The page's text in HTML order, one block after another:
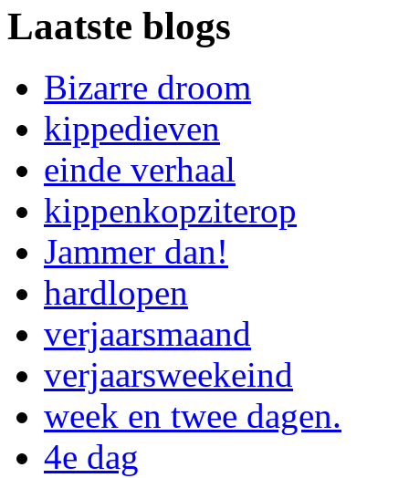
Laatste blogs
Bizarre droom
kippedieven
einde verhaal
kippenkopziterop
Jammer dan!
hardlopen
verjaarsmaand
verjaarsweekeind
week en twee dagen.
4e dag